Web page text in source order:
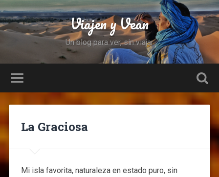
Viajen y Vean
Un blog para ver, sin viajar
La Graciosa
Mi isla favorita, naturaleza en estado puro, sin